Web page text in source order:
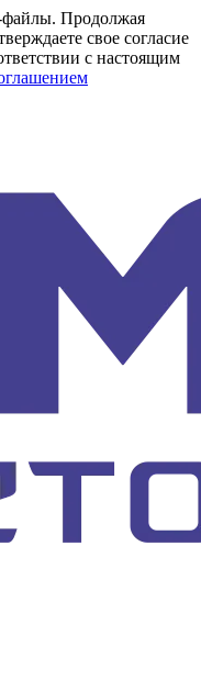
файлы. Продолжая
свое согласие
с настоящим